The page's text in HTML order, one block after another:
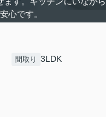
心です。
間取り 3LDK